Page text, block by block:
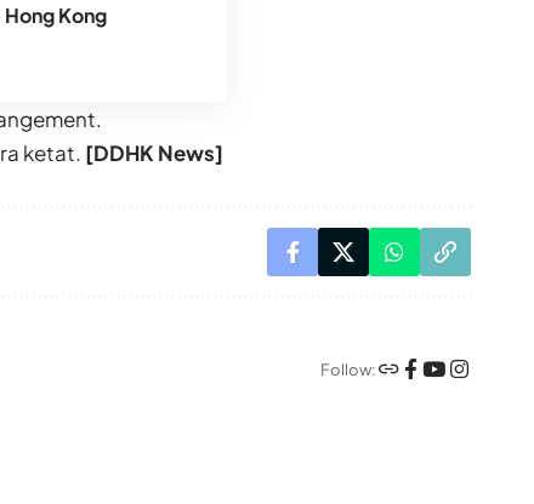
Hong Kong
ketat. [DDHK News]
Follow: